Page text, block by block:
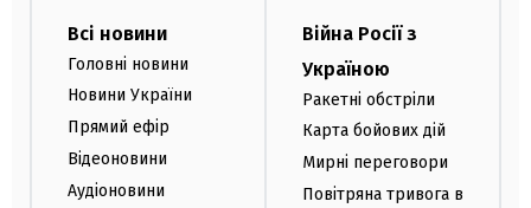
Всі новини
Головні новини
Новини України
Прямий ефір
Відеоновини
Аудіоновини
Війна Росії з
Україною
Ракетні обстріли
Карта бойових дій
Мирні переговори
Повітряна тривога в